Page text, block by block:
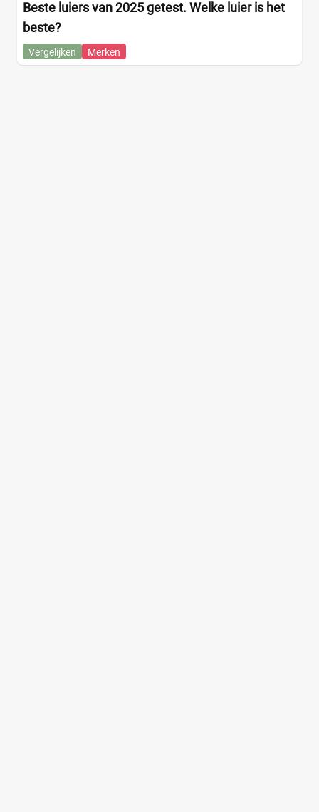
Beste luiers van 2025 getest. Welke luier is het
beste?
Vergelijken Merken